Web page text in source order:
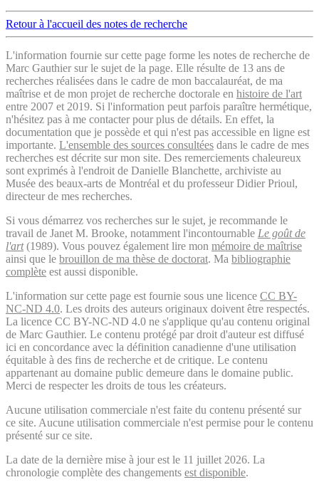
Retour à l'accueil des notes de recherche
L'information fournie sur cette page forme les notes de recherche de
Marc Gauthier sur le sujet de la page. Elle résulte de 13 ans de
recherches réalisées dans le cadre de mon baccalauréat, de ma
maîtrise et de mon projet de recherche doctorale en histoire de l'art
entre 2007 et 2019. Si l'information peut parfois paraître hermétique,
n'hésitez pas à me contacter pour plus de détails. En effet, la
documentation que je possède et qui n'est pas accessible en ligne est
importante. L'ensemble des sources consultées dans le cadre de mes
recherches est décrite sur mon site. Des remerciements chaleureux
sont exprimés à l'endroit de Danielle Blanchette, archiviste au
Musée des beaux-arts de Montréal et du professeur Didier Prioul,
directeur de mes recherches.
Si vous démarrez vos recherches sur le sujet, je recommande le
travail de Janet M. Brooke, notamment l'incontournable Le goût de
l'art(1989). Vous pouvez également lire mon mémoire de maîtrise
ainsi que le brouillon de ma thèse de doctorat. Ma bibliographie
complète est aussi disponible.
L'information sur cette page est fournie sous une licence CC BY-
NC-ND 4.0. Les droits des auteurs originaux doivent être respectés.
La licence CC BY-NC-ND 4.0 ne s'applique qu'au contenu original
de Marc Gauthier. Le contenu protégé par droit d'auteur est diffusé
ici en concordance avec la définition canadienne d'une utilisation
équitable à des fins de recherche et de critique. Le contenu
appartenant au domaine public demeure dans le domaine public.
Merci de respecter les droits de tous les créateurs.
Aucune utilisation commerciale n'est faite du contenu présenté sur
ce site. Aucune utilisation commerciale n'est permise pour le contenu
présenté sur ce site.
La date de la dernière mise à jour est le 11 juillet 2026. La
chronologie complète des changements est disponible.